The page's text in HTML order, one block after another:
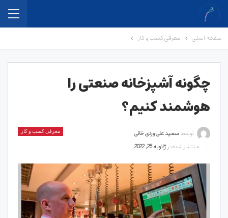
صفحه اصلی معرفی کسب و کار
چگونه آشپزخانه صنعتی را
هوشمند کنیم؟
معرفی کسب و کار توسط سعید علی وردی خانی
منتشر شده در ژانویه 25, 2022